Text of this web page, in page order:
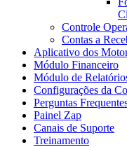
Controle
Contas a
Aplicativo dos
Módulo Financeiro
Módulo de
Configurações da
Perguntas
Painel Zap
Canais de Suporte
Treinamento